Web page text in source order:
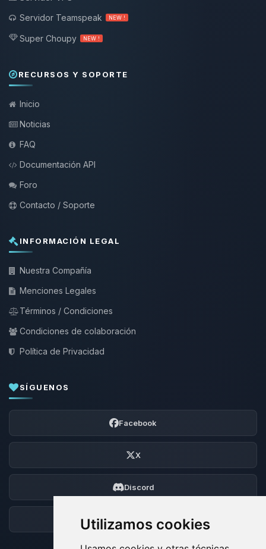
Utilizamos cookies
Servidor Teamspeak
NEW !
Super Choupy NEW !
RECURSOS Y SOPORTE
Inicio
Noticias
FAQ
Documentación API
Foro
Contacto / Soporte
INFORMACIÓN LEGAL
Nuestra Compañía
Menciones Legales
Términos / Condiciones
Condiciones de colaboración
Política de Privacidad
SÍGUENOS
Facebook
X
Discord
Foro